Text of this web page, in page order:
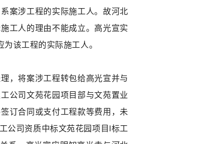
案涉工程的实际施工人。故河北
工人的理由不能成立。高光宣实
该工程的实际施工人。
，将案涉工程转包给高光宣并与
公司文苑花园项目部与文苑置业
订合同或支付工程款等费用，未
公司资质中标文苑花园项目I标工